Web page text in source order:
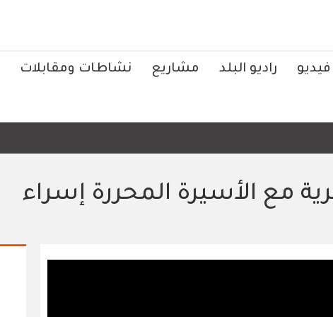
فيديو راديو البلد مشاريع نشاطات ومقابلات
مع الأسيرة المحررة إسراء